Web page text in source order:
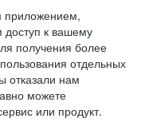
приложением,
доступ к вашему
получения более
отдельных
отказали нам
можете
или продукт.